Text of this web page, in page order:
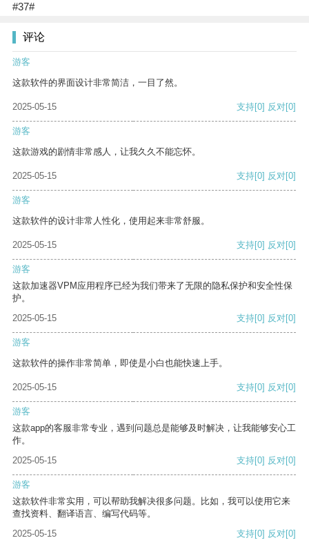
#37#
评论
游客
这款软件的界面设计非常简洁，一目了然。
2025-05-15 支持[0] 反对[0]
游客
这款游戏的剧情非常感人，让我久久不能忘怀。
2025-05-15 支持[0] 反对[0]
游客
这款软件的设计非常人性化，使用起来非常舒服。
2025-05-15 支持[0] 反对[0]
游客
这款加速器VPM应用程序已经为我们带来了无限的隐私保护和安全性保
护。
2025-05-15
支持[0] 反对[0]
游客
这款软件的操作非常简单，即使是小白也能快速上手。
2025-05-15 支持[0] 反对[0]
游客
这款app的客服非常专业，遇到问题总是能够及时解决，让我能够安心工
作。
2025-05-15
支持[0] 反对[0]
游客
这款软件非常实用，可以帮助我解决很多问题。比如，我可以使用它来
查找资料、翻译语言、编写代码等。
2025-05-15
支持[0] 反对[0]